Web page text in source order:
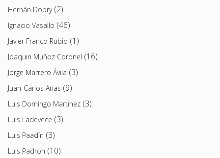
Hernán Dobry(2)
Ignacio Vasallo (46)
Javier Franco Rubio (1)
Joaquin Muñoz Coronel (16)
Jorge Marrero Ávila (3)
Juan-Carlos Arias (9)
Luis Domingo Martínez (3)
Luis Ladevece (3)
Luis Paadín (3)
Luis Padron (10)